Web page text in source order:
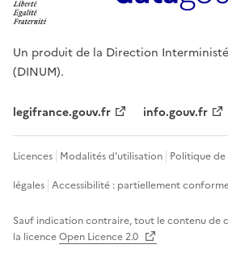
Un produit de la Direction
(DINUM).
legifrance.gouv.fr info.gouv.fr
Licences Modalités d'utilisation Politique
légales Accessibilité : partiellement
Sauf indication contraire, tout le contenu de
la licenceOpen Licence 2.0